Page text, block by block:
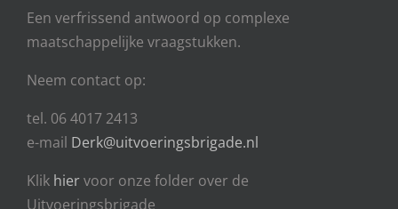
Een verfrissend antwoord op complexe
maatschappelijke vraagstukken.
Neem contact op:
tel. 06 4017 2413
e-mail Derk@uitvoeringsbrigade.nl
Klik hiervoor onze folder over de
Uitvoeringsbrigade